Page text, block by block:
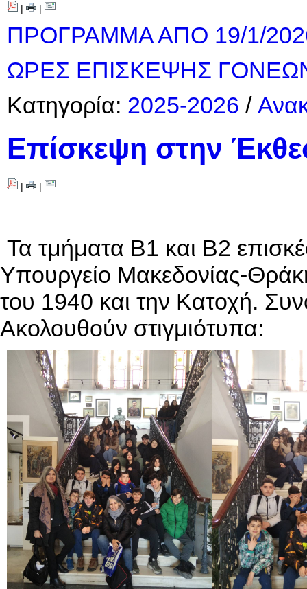
| |
ΠΡΟΓΡΑΜΜΑ ΑΠΟ 19/1/
ΩΡΕΣ ΕΠΙΣΚΕΨΗΣ
Κατηγορία: 2025-2026 /
Επίσκεψη στην
| |
Τα τμήματα Β1 και Β2
Υπουργείο Μακεδονίας-
του 1940 και την Κατοχή.
Ακολουθούν στιγμιότυπα: